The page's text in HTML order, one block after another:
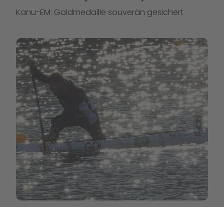
Kanu-EM: Goldmedaille souverän gesichert